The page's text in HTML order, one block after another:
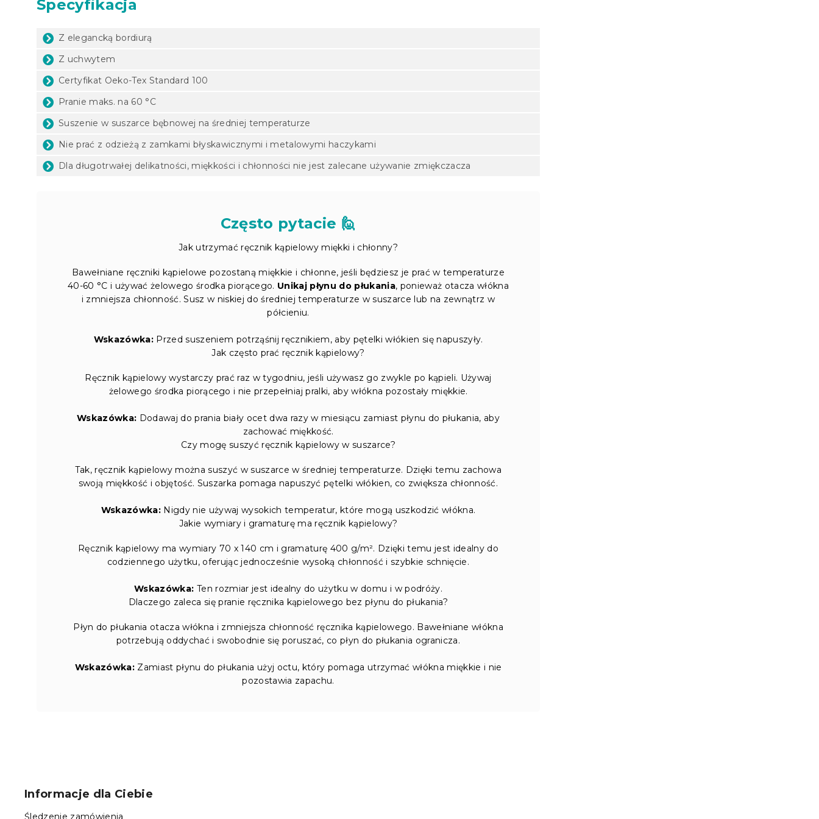
Specyfikacja
Z elegancką bordiurą
Z uchwytem
Certyfikat Oeko-Tex Standard 100
Pranie maks. na 60 °C
Suszenie w suszarce bębnowej na średniej temperaturze
Nie prać z odzieżą z zamkami błyskawicznymi i metalowymi haczykami
Dla długotrwałej delikatności, miękkości i chłonności nie jest zalecane używanie zmiękczacza
Często pytacie 🙋
Jak utrzymać ręcznik kąpielowy miękki i chłonny?
Bawełniane ręczniki kąpielowe pozostaną miękkie i chłonne, jeśli będziesz je prać w temperaturze
40-60 °C i używać żelowego środka piorącego. Unikaj płynu do płukania, ponieważ otacza włókna
i zmniejsza chłonność. Susz w niskiej do średniej temperaturze w suszarce lub na zewnątrz w
półcieniu.
Wskazówka:Przed suszeniem potrząśnij ręcznikiem, aby pętelki włókien się napuszyły.
Jak często prać ręcznik kąpielowy?
Ręcznik kąpielowy wystarczy prać raz w tygodniu, jeśli używasz go zwykle po kąpieli. Używaj
żelowego środka piorącego i nie przepełniaj pralki, aby włókna pozostały miękkie.
Wskazówka: Dodawaj do prania biały ocet dwa razy w miesiącu zamiast płynu do płukania, aby
zachować miękkość.
Czy mogę suszyć ręcznik kąpielowy w suszarce?
Tak, ręcznik kąpielowy można suszyć w suszarce w średniej temperaturze. Dzięki temu zachowa
swoją miękkość i objętość. Suszarka pomaga napuszyć pętelki włókien, co zwiększa chłonność.
Wskazówka: Nigdy nie używaj wysokich temperatur, które mogą uszkodzić włókna.
Jakie wymiary i gramaturę ma ręcznik kąpielowy?
Ręcznik kąpielowy ma wymiary 70 x 140 cm i gramaturę 400 g/m². Dzięki temu jest idealny do
codziennego użytku, oferując jednocześnie wysoką chłonność i szybkie schnięcie.
Wskazówka: Ten rozmiar jest idealny do użytku w domu i w podróży.
Dlaczego zaleca się pranie ręcznika kąpielowego bez płynu do płukania?
Płyn do płukania otacza włókna i zmniejsza chłonność ręcznika kąpielowego. Bawełniane włókna
potrzebują oddychać i swobodnie się poruszać, co płyn do płukania ogranicza.
Wskazówka:Zamiast płynu do płukania użyj octu, który pomaga utrzymać włókna miękkie i nie
pozostawia zapachu.
Informacje dla Ciebie
Śledzenie zamówienia